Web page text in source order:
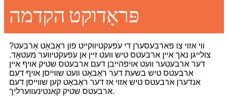
פּראָדוקט הקדמה
ווי אזוי צו פארבעסערן די עפעקטיווקייט פון ראָבאָט אַרבעט?
צולייגן נאך איין ארבעטס טיש וועט זיין אן עפעקטיווער מעטאָד.
דער ארבעטער וועט אויפהייבן דעם ארבעטס שטיק אויף איין
ארבעטס טיש בשעת דער ראָבאָט וועט שווייסן אויף דעם
אנדערן ארבעטס טיש אזוי אז דער ראָבאָט קען שווייסן דעם
ארבעטס שטיק קאנטינעווערליך.